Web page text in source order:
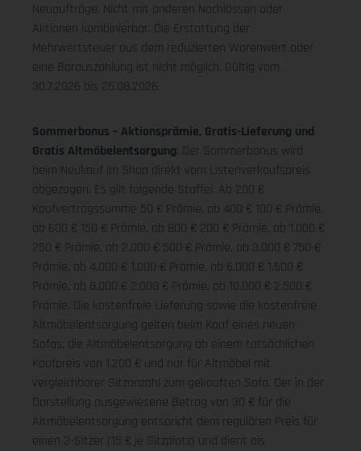
Neuaufträge. Nicht mit anderen Nachlässen oder
Aktionen kombinierbar. Die Erstattung der
Mehrwertsteuer aus dem reduzierten Warenwert oder
eine Barauszahlung ist nicht möglich. Gültig vom
30.7.2026 bis 25.08.2026
Sommerbonus – Aktionsprämie, Gratis-Lieferung und
Gratis Altmöbelentsorgung: Der Sommerbonus wird
beim Neukauf im Shop direkt vom Listenverkaufspreis
abgezogen. Es gilt folgende Staffel: Ab 200 €
Kaufvertragssumme 50 € Prämie, ab 400 € 100 € Prämie,
ab 600 € 150 € Prämie, ab 800 € 200 € Prämie, ab 1.000 €
250 € Prämie, ab 2.000 € 500 € Prämie, ab 3.000 € 750 €
Prämie, ab 4.000 € 1.000 € Prämie, ab 6.000 € 1.500 €
Prämie, ab 8.000 € 2.000 € Prämie, ab 10.000 € 2.500 €
Prämie. Die kostenfreie Lieferung sowie die kostenfreie
Altmöbelentsorgung gelten beim Kauf eines neuen
Sofas; die Altmöbelentsorgung ab einem tatsächlichen
Kaufpreis von 1.200 € und nur für Altmöbel mit
vergleichbarer Sitzanzahl zum gekauften Sofa. Der in der
Darstellung ausgewiesene Betrag von 30 € für die
Altmöbelentsorgung entspricht dem regulären Preis für
einen 2-Sitzer (15 € je Sitzplatz) und dient als